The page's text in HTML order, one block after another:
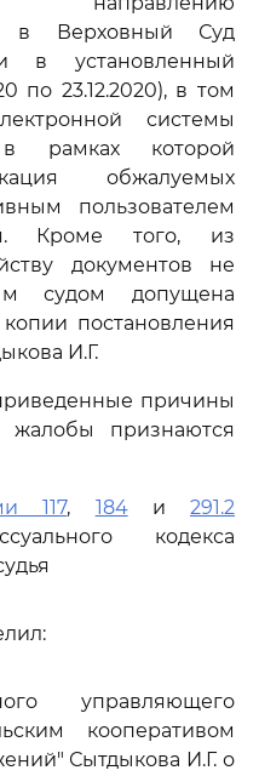
в Верховный Суд
в установленный
по 23.12.2020), в том
системы
рамках которой
обжалуемых
пользователем
Кроме того, из
документов не
судом допущена
постановления
И.Г.
причины
жалобы признаются
117, 184и291.2
кодекса
управляющего
кооперативом
Сытдыкова И.Г. о